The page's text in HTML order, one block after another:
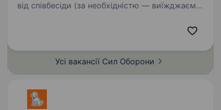
від співбесіди (за необхідністю — виїжджаємо
Переведення чинних військовослужбовців НЕ
забезпечення…
Усі вакансії Сил Оборони